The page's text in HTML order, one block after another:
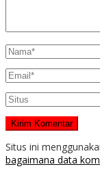
Situs ini
bagaimana data